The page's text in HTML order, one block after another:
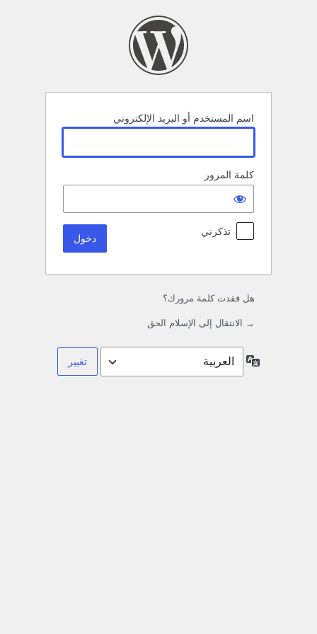
اسم المستخدم أو البريد الإلكتروني
كلمة المرور
تذكرني
هل فقدت كلمة مرورك؟
→ الانتقال إلى الإسلام الحق
اللغة